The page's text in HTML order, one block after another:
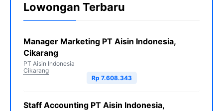
Lowongan Terbaru
Manager Marketing PT Aisin Indonesia,
Cikarang
PT Aisin Indonesia
Cikarang
Rp 7.608.343
Staff Accounting PT Aisin Indonesia,